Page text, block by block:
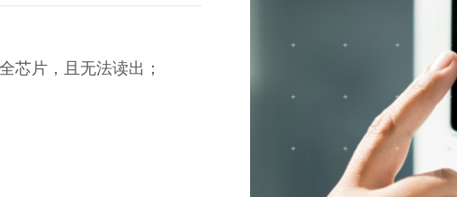
芯片，且无法读出；